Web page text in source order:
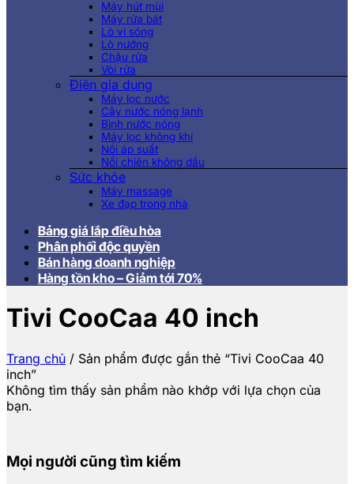
Máy hút mùi
Máy rửa bát
Lò vi sóng
Lò nướng
Chậu rửa
Vòi rửa
Điện gia dụng
Máy lọc nước
Cây nước nóng lạnh
Bình nước nóng
Máy lọc không khí
Nồi áp suất
Nồi chiên không dầu
Sức khỏe
Máy massage
Xe đạp trong nhà
Bảng giá lắp điều hòa
Phân phối độc quyền
Bán hàng doanh nghiệp
Hàng tồn kho – Giảm tới 70%
Tivi CooCaa 40 inch
Trang chủ / Sản phẩm được gắn thẻ “Tivi CooCaa 40
inch”
Không tìm thấy sản phẩm nào khớp với lựa chọn của
bạn.
Mọi người cũng tìm kiếm